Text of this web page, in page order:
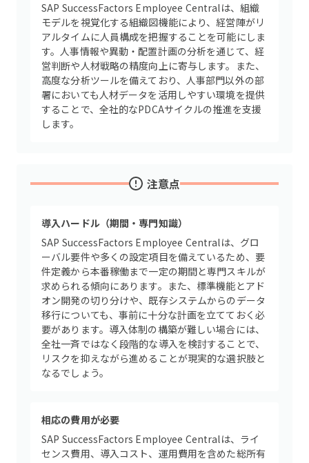
SAP SuccessFactors Employee Centralは、組織
モデルを視覚化する組織図機能により、経営陣がリ
アルタイムに人員構成を把握することを可能にしま
す。人事情報や異動・配置計画の分析を通じて、経
営判断や人材戦略の精度向上に寄与します。また、
高度な分析ツールを備えており、人事部門以外の部
署においても人材データを活用しやすい環境を提供
することで、全社的なPDCAサイクルの推進を支援
します。
注意点
導入ハードル（期間・専門知識）
SAP SuccessFactors Employee Centralは、グロ
ーバル要件や多くの設定項目を備えているため、要
件定義から本番稼働まで一定の期間と専門スキルが
求められる傾向にあります。また、標準機能とアド
オン開発の切り分けや、既存システムからのデータ
移行についても、事前に十分な計画を立てておく必
要があります。導入体制の構築が難しい場合には、
全社一斉ではなく段階的な導入を検討することで、
リスクを抑えながら進めることが現実的な選択肢と
なるでしょう。
相応の費用が必要
SAP SuccessFactors Employee Centralは、ライ
センス費用、導入コスト、運用費用を含めた総所有